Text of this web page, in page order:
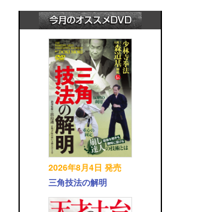
2026年8月4日 発売
三角技法の解明